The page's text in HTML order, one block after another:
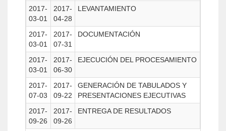
2017-
03-01
2017-
04-28
LEVANTAMIENTO
2017-
03-01
2017-
07-31
DOCUMENTACIÓN
2017-
03-01
2017-
06-30
EJECUCIÓN DEL PROCESAMIENTO
2017-
07-03
2017-
09-22
GENERACIÓN DE TABULADOS Y
PRESENTACIONES EJECUTIVAS
2017-
09-26
2017-
09-26
ENTREGA DE RESULTADOS